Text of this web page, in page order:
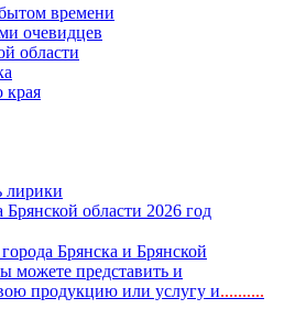
времени
очевидцев
области
края
лирики
области 2026 год
города Брянска и Брянской
можете представить и
продукцию или услугу и..........